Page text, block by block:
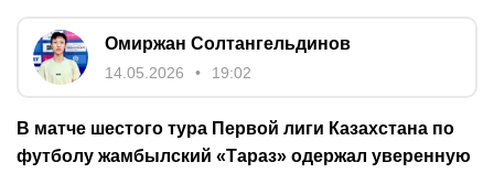
Омиржан Солтангельдинов
14.05.2026 19:02
В матче шестого тура Первой лиги Казахстана по
футболу жамбылский «Тараз» одержал уверенную